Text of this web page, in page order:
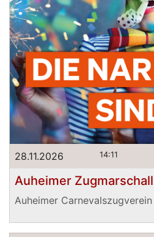
28.11.2026 14:11
Auheimer
Auheimer Carnevalszugverein